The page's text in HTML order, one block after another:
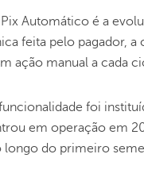
Automático é a
feita pelo pagador, a
ação manual a cada
foi
em operação em
longo do primeiro